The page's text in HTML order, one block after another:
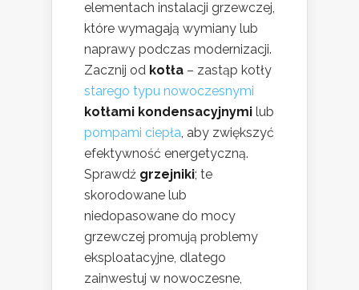
elementach instalacji grzewczej,
które wymagają wymiany lub
naprawy podczas modernizacji.
Zacznij od kotła – zastąp kotły
starego typu nowoczesnymi
kotłami kondensacyjnymi lub
pompami ciepła, aby zwiększyć
efektywność energetyczną.
Sprawdź grzejniki; te
skorodowane lub
niedopasowane do mocy
grzewczej promują problemy
eksploatacyjne, dlatego
zainwestuj w nowoczesne,